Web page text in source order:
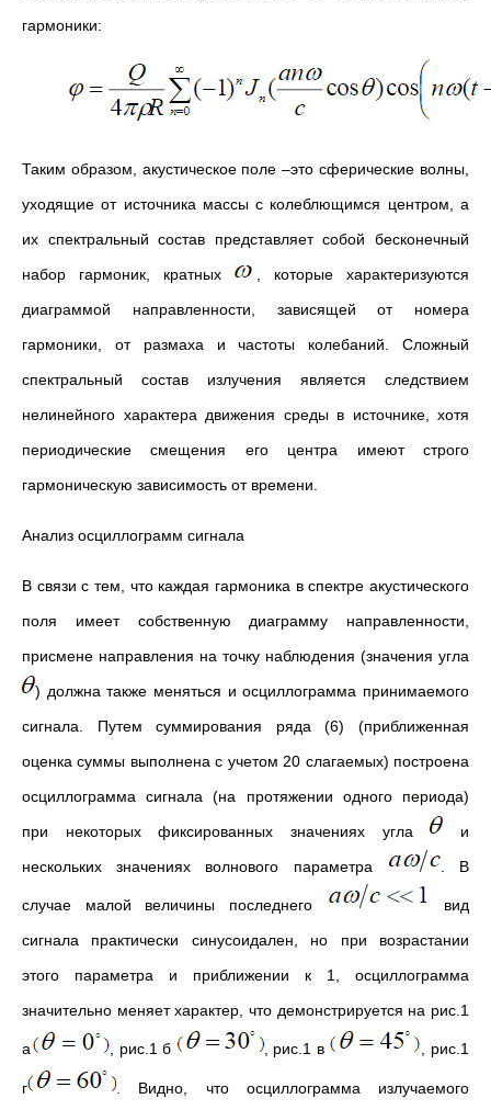
гармоники:
Таким образом, акустическое поле –это сферические волны,
уходящие от источника массы с колеблющимся центром, а
их спектральный состав представляет собой бесконечный
набор гармоник, кратных
, которые характеризуются
диаграммой направленности, зависящей от номера
гармоники, от размаха и частоты колебаний. Сложный
спектральный состав излучения является следствием
нелинейного характера движения среды в источнике, хотя
периодические смещения его центра имеют строго
гармоническую зависимость от времени.
Анализ осциллограмм сигнала
В связи с тем, что каждая гармоника в спектре акустического
поля имеет собственную диаграмму направленности,
присмене направления на точку наблюдения (значения угла
) должна также меняться и осциллограмма принимаемого
сигнала. Путем суммирования ряда (6) (приближенная
оценка суммы выполнена с учетом 20 слагаемых) построена
осциллограмма сигнала (на протяжении одного периода)
при некоторых фиксированных значениях угла
и
нескольких значениях волнового параметра
. В
случае малой величины последнего
вид
сигнала практически синусоидален, но при возрастании
этого параметра и приближении к 1, осциллограмма
значительно меняет характер, что демонстрируется на рис.1
а , рис.1 б , рис.1 в , рис.1
г
. Видно, что осциллограмма излучаемого